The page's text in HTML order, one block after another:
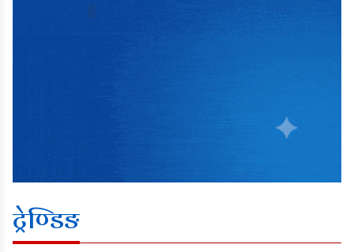
ट्रेण्डिङ